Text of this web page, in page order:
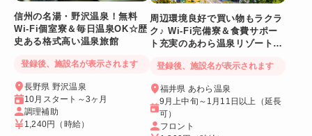
信州の名湯・野沢温泉！無料
Wi-Fi個室寮＆毎日温泉OK☆歴
史ある格式高い温泉旅館
登録後、施設名が表示されます
長野県 野沢温泉
10月スタート～3ヶ月
調理補助
1,240円 （時給）
周辺環境良好で買い物もラクラ
ク♪ Wi-Fi完備寮＆食費サポー
ト充実のあわら温泉リゾートバ
登録後、施設名が表示されます
福井県 あわら温泉
9月上中旬～1月11日以上（延長
可）
フロント